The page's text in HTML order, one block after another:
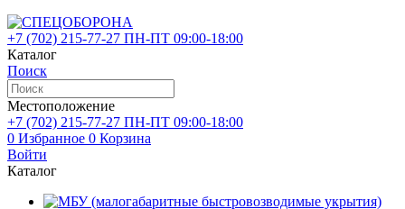
+7 (702) 215-77-27 ПН-ПТ 09:00-18:00
Каталог
Поиск
Местоположение
+7 (702) 215-77-27 ПН-ПТ 09:00-18:00
0 Избранное 0 Корзина
Войти
Каталог